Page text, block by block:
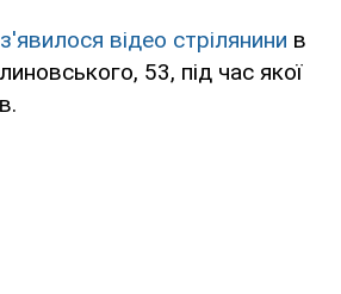
з'явилося відео стрілянини в
53, під час якої